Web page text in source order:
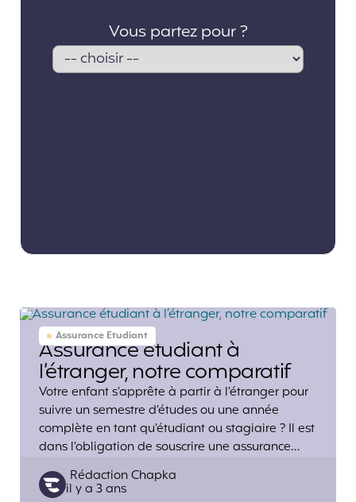
Assurance Etudiant
Assurance étudiant à
l’étranger, notre comparatif
Votre enfant s’apprête à partir à l’étranger pour
suivre un semestre d’études ou une année
complète en tant qu’étudiant ou stagiaire ? Il est
dans l’obligation de souscrire une assurance…
Posted
by
Rédaction Chapka
il y a 3 ans